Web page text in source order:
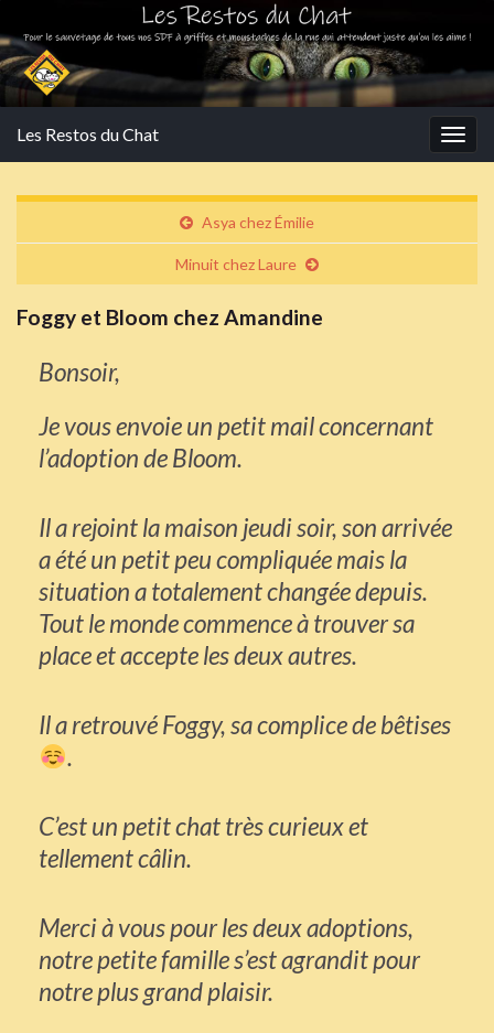
Les Restos du Chat
Asya chez Émilie
Minuit chez Laure
Foggy et Bloom chez Amandine
Bonsoir,
Je vous envoie un petit mail concernant
l’adoption de Bloom.
Il a rejoint la maison jeudi soir, son arrivée
a été un petit peu compliquée mais la
situation a totalement changée depuis.
Tout le monde commence à trouver sa
place et accepte les deux autres.
Il a retrouvé Foggy, sa complice de bêtises
.
C’est un petit chat très curieux et
tellement câlin.
Merci à vous pour les deux adoptions,
notre petite famille s’est agrandit pour
notre plus grand plaisir.